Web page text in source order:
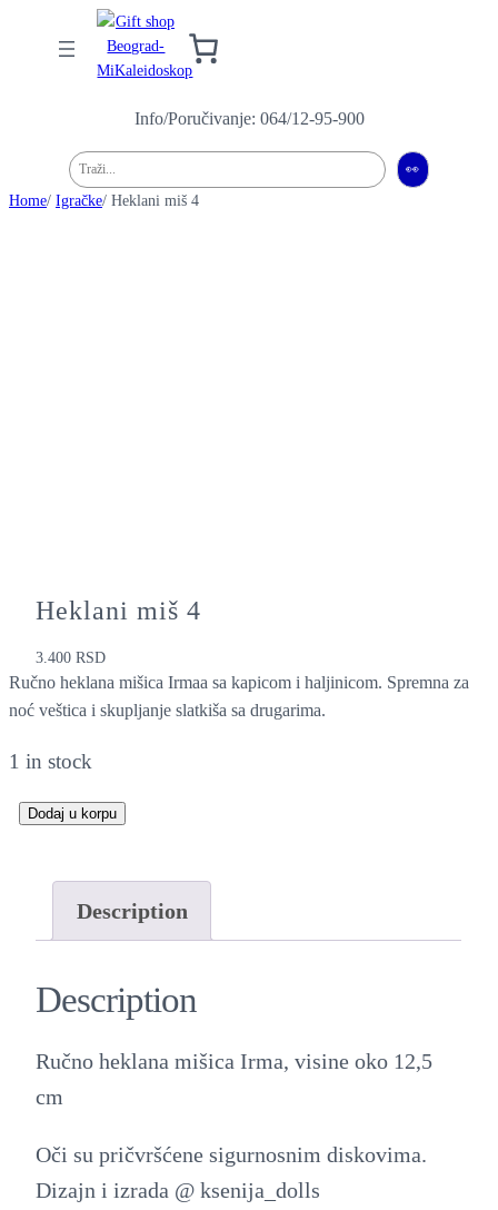
Info/Poručivanje: 064/12-95-900
Pretraga 👀
Home/ Igračke/ Heklani miš 4
Heklani miš 4
3.400RSD
Ručno heklana mišica Irmaa sa kapicom i haljinicom. Spremna za
noć veštica i skupljanje slatkiša sa drugarima.
1 in stock
H
Dodaj u korpu
Description
Description
Ručno heklana mišica Irma, visine oko 12,5
cm
Oči su pričvršćene sigurnosnim diskovima.
Dizajn i izrada @ ksenija_dolls